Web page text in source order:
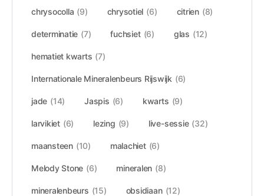
chrysocolla (9) chrysotiel (6) citrien (8)
determinatie (7) fuchsiet (6) glas (12)
hematiet kwarts (7)
Internationale Mineralenbeurs Rijswijk (6)
jade (14) Jaspis (6) kwarts (9)
larvikiet (6) lezing (9) live-sessie (32)
maansteen (10) malachiet (6)
Melody Stone (6) mineralen (8)
mineralenbeurs (15) obsidiaan (12)